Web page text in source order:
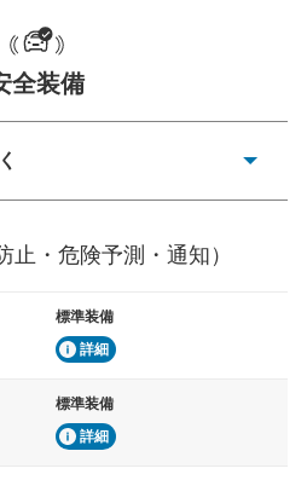
全装備
などが装備されています。
む危険を予測・通知するためのシス
れています。
らつきを防止するためにレーンキー
装備されています
止・危険予測・通知）
標準装備
詳細
標準装備
詳細